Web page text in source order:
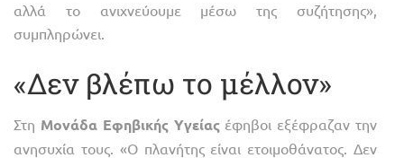
αλλά το ανιχνεύουμε μέσω της συζήτησης»,
συμπληρώνει.
«Δεν βλέπω το μέλλον»
Στη Μονάδα Εφηβικής Υγείας έφηβοι εξέφραζαν την
ανησυχία τους. «Ο πλανήτης είναι ετοιμοθάνατος. Δεν